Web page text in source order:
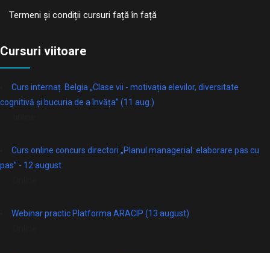
Termeni și condiții cursuri față în față
Cursuri viitoare
Curs internaț. Belgia „Clase vii - motivația elevilor, diversitate
cognitivă și bucuria de a învăța” (11 aug.)
Curs online concurs directori „Planul managerial: elaborare pas cu
pas” - 12 august
Webinar practic Platforma ARACIP (13 august)